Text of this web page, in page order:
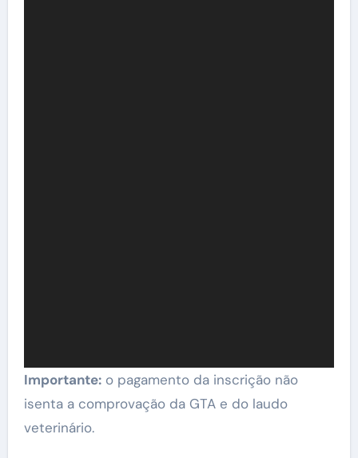
Importante:o pagamento da inscrição não
isenta a comprovação da GTA e do laudo
veterinário.